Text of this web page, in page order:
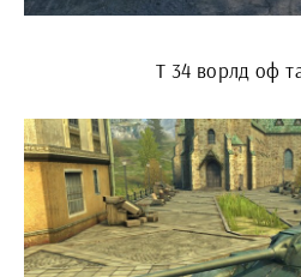
Т 34 ворлд оф